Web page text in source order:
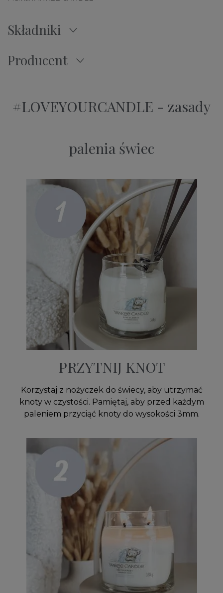
Składniki
Producent
#LOVEYOURCANDLE - zasady
palenia świec
PRZYTNIJ KNOT
Korzystaj z nożyczek do świecy, aby utrzymać
knoty w czystości. Pamiętaj, aby przed każdym
paleniem przyciąć knoty do wysokości 3mm.